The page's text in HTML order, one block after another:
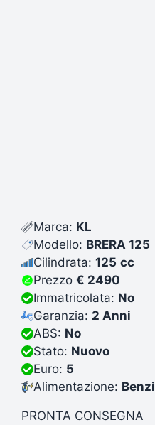
Marca: KL
Modello: BRERA 125
Cilindrata: 125 cc
Prezzo € 2490
Immatricolata: No
Garanzia: 2 Anni
ABS: No
Stato: Nuovo
Euro: 5
Alimentazione:
PRONTA CONSEGNA